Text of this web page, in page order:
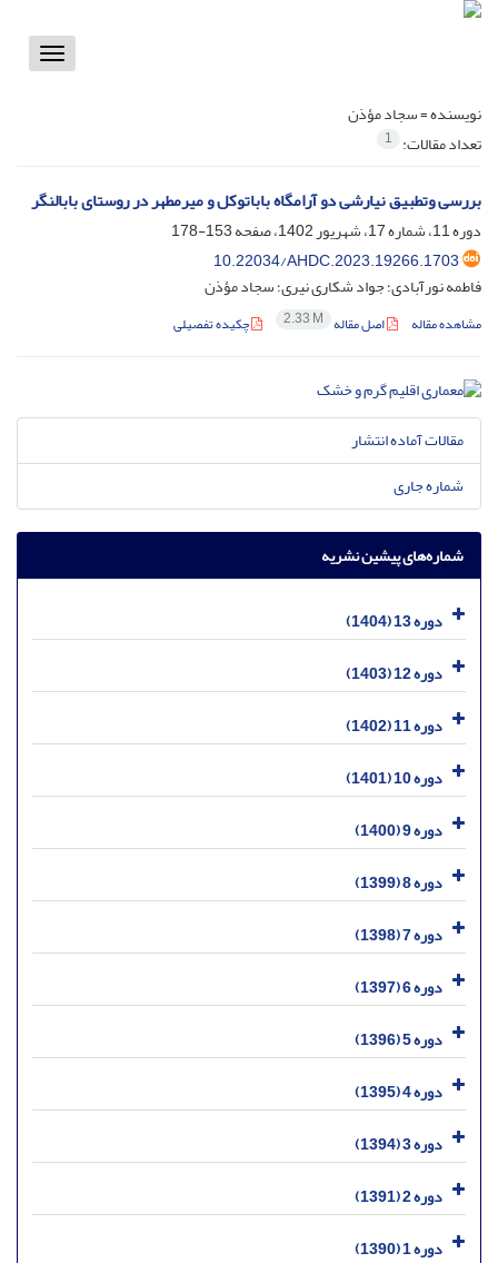
Toggle
نویسنده =سجاد مؤذن
تعداد مقالات: 1
بررسی وتطبیق نیارشی دو آرامگاه باباتوکل و میرمطهر در روستای بابالنگر
دوره 11، شماره 17، شهریور 1402، صفحه
153-178
10.22034/AHDC.2023.19266.1703
فاطمه نورآبادی؛ جواد شکاری نیری؛ سجاد مؤذن
مشاهده مقاله اصل مقاله 2.33 M چکیده تفصیلی
مقالات آماده انتشار
شماره جاری
شماره‌های پیشین نشریه
دوره 13 (1404)
دوره 12 (1403)
دوره 11 (1402)
دوره 10 (1401)
دوره 9 (1400)
دوره 8 (1399)
دوره 7 (1398)
دوره 6 (1397)
دوره 5 (1396)
دوره 4 (1395)
دوره 3 (1394)
دوره 2 (1391)
دوره 1 (1390)